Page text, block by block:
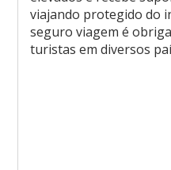
viajando protegido do
seguro viagem é
turistas em diversos